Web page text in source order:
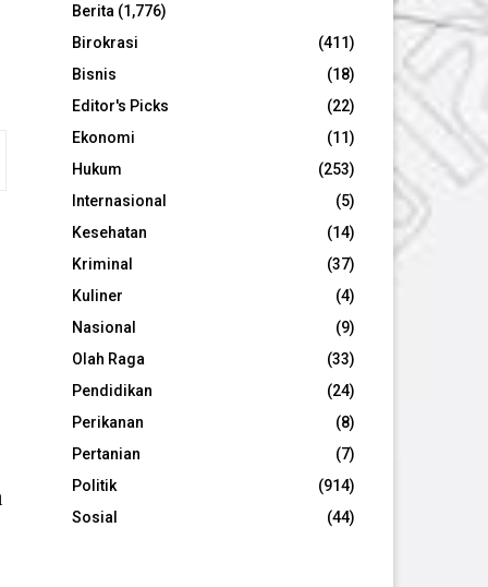
Berita (1,776)
Birokrasi
(411)
Bisnis
(18)
Editor's Picks
(22)
Ekonomi
(11)
Hukum
(253)
Internasional
(5)
Kesehatan
(14)
Kriminal
(37)
Kuliner
(4)
Nasional
(9)
Olah Raga
(33)
Pendidikan
(24)
Perikanan
(8)
Pertanian
(7)
Politik
(914)
Sosial
(44)